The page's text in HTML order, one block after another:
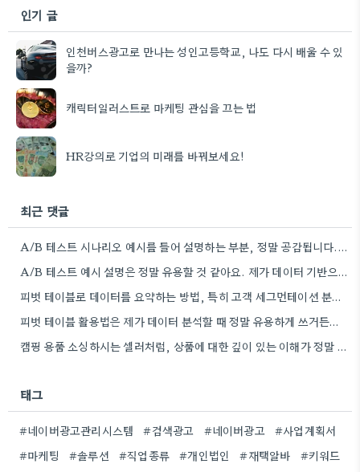
인기 글
인천버스광고로 만나는 성인고등학교, 나도 다시 배울 수 있
을까?
캐릭터일러스트로 마케팅 관심을 끄는 법
HR강의로 기업의 미래를 바꿔보세요!
최근 댓글
A/B 테스트 시나리오 예시를 들어 설명하는 부분, 정말 공감됩니다. 제가 엑셀 활용 강의를 찾아볼 때도…
A/B 테스트 예시 설명은 정말 유용할 것 같아요. 제가 데이터 기반으로 캠페인 전략을 짜는 게…
피벗 테이블로 데이터를 요약하는 방법, 특히 고객 세그먼테이션 분석할 때 꼼꼼히 익히는 게 중요하네요. 실제로…
피벗 테이블 활용법은 제가 데이터 분석할 때 정말 유용하게 쓰거든요. 특히 다양한 조건으로 데이터를 쪼개서…
캠핑 용품 소싱하시는 셀러처럼, 상품에 대한 깊이 있는 이해가 정말 중요하겠네요. 저는 캠핑 관련 영상…
태그
#네이버광고관리시스템 #검색광고 #네이버광고
#사업계획서
#마케팅
#솔루션 #직업종류 #개인법인 #재택알바 #키워드